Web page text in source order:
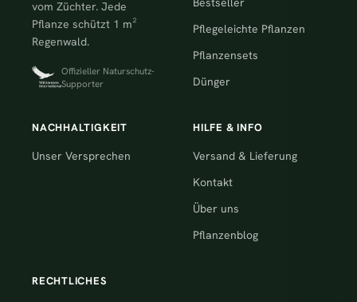
vom Züchter. Jede
Pflanze schützt 1 m²
Regenwald.
Offizieller Naturschutz-
Supporter
Pflegeleichte Pflanzen
Pflanzensets
Dünger
NACHHALTIGKEIT
Unser Versprechen
HILFE & INFO
Versand & Lieferung
Kontakt
Über uns
Pflanzenblog
RECHTLICHES